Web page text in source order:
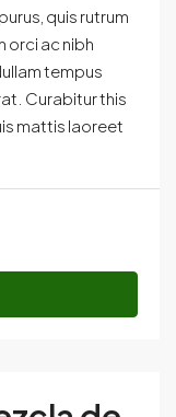
quis rutrum
orci ac nibh
tempus
Curabitur this
mattis laoreet